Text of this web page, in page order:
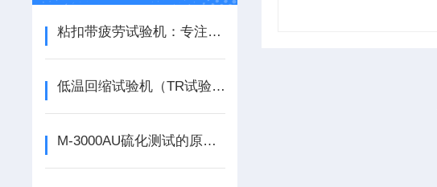
粘扣带疲劳试验机：专注各类魔术带两层间开合性能检测
低温回缩试验机（TR试验机）核心工作原理
M-3000AU硫化测试的原理与操作指南说明